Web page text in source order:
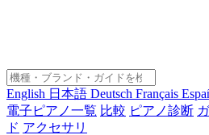
English 日本語 Deutsch Français
電子ピアノ一覧 比較 ピアノ診断
ド アクセサリ